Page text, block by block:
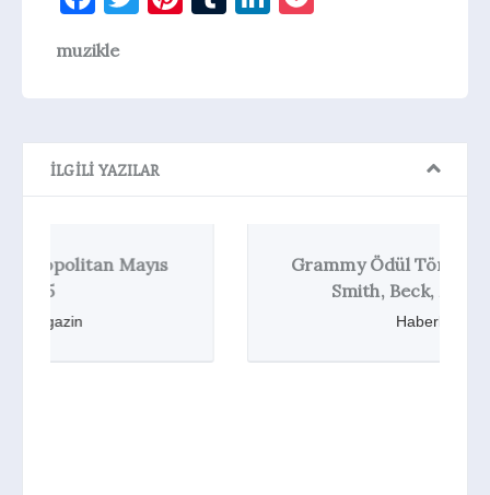
muzikle
İLGILI YAZILAR
Grammy Ödül Töreni 2015: Sam
Smith, Beck, Madonna